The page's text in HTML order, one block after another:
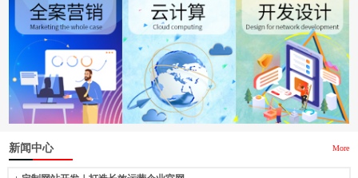
新闻中心 More